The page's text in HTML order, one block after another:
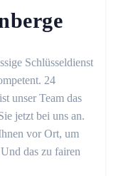
Schlüsseldienst
24
unser Team das
jetzt bei uns an.
vor Ort, um
das zu fairen